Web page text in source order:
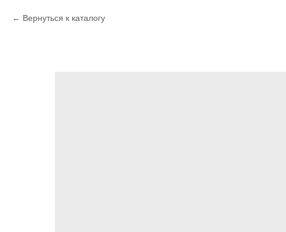
Вернуться к каталогу